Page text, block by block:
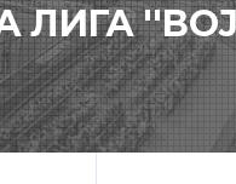
ЛИГА